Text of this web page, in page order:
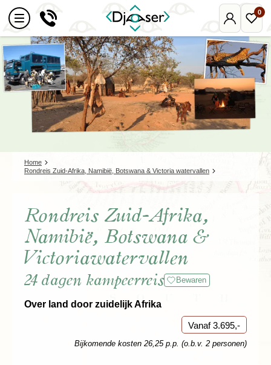
Mijn
Djoser
0
Home
Rondreis Zuid-Afrika, Namibië, Botswana & Victoria watervallen
Rondreis Zuid-Afrika,
Namibië, Botswana &
Victoriawatervallen
24 dagen kampeerreis Bewaren
Over land door zuidelijk Afrika
Vanaf 3.695,-
Bijkomende kosten 26,25 p.p. (o.b.v. 2 personen)